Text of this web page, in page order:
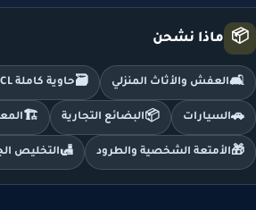
📦 ماذا نشحن
🛋️العفش والأثاث المنزلي 🗃️حاوية كاملة FCL
🚗السيارات 📦البضائع التجارية 🏗️
🎁الأمتعة الشخصية والطرود 🛃التخليص